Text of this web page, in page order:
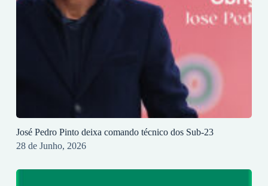
José Pedro Pinto deixa comando técnico dos Sub-23
28 de Junho, 2026